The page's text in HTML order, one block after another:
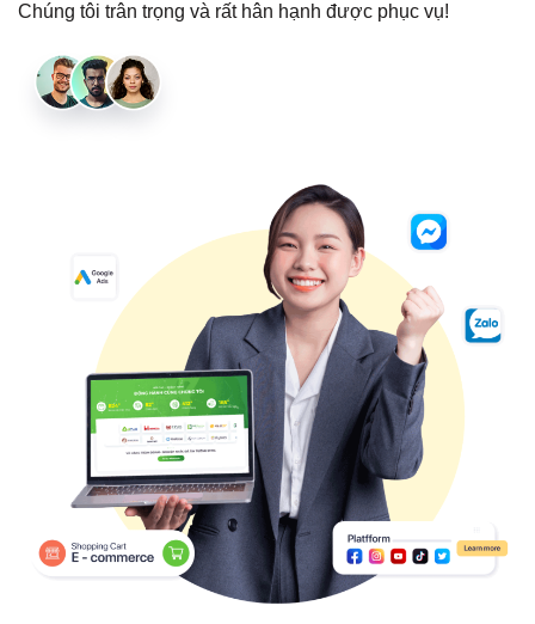
Chúng tôi trân trọng và rất hân hạnh được phục vụ!